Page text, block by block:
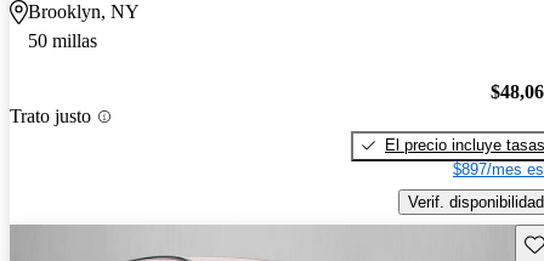
Brooklyn, NY
50 millas
Trato justo
El precio incluye tasas
$897/mes
Verif. disponibilidad